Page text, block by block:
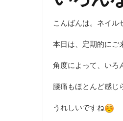
こんばんは。ネイ
本日は、定期的にご
角度によって、いろ
腰痛もほとんど感じ
うれしいですね